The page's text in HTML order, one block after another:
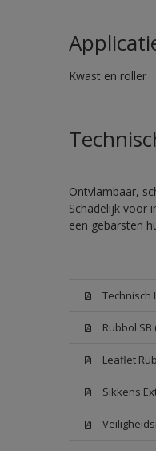
Kwast en roller
Ontvlambaar,
Schadelijk voor
een gebarsten
Technisch
Rubbol
Leaflet
Sikkens